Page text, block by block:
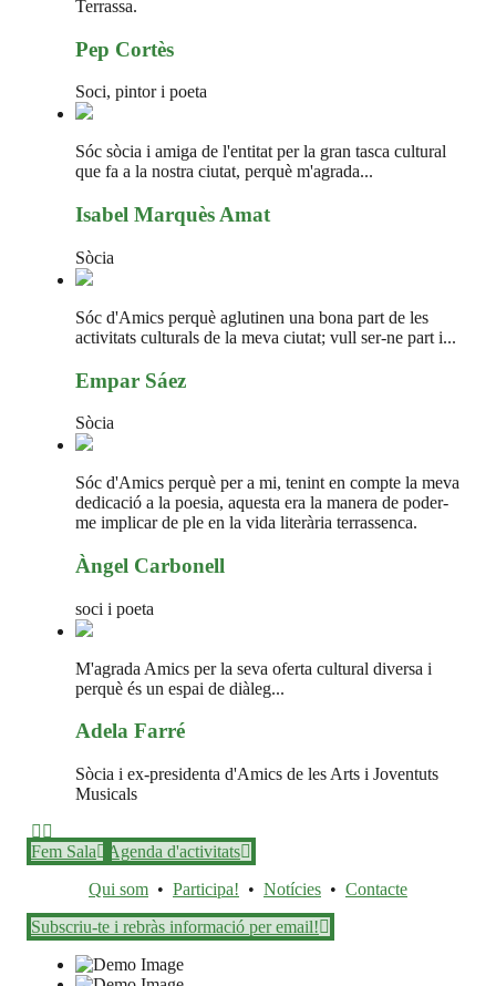
Terrassa.
Pep Cortès
Soci, pintor i poeta
Sóc sòcia i amiga de l'entitat per la gran tasca cultural
que fa a la nostra ciutat, perquè m'agrada...
Isabel Marquès Amat
Sòcia
Sóc d'Amics perquè aglutinen una bona part de les
activitats culturals de la meva ciutat; vull ser-ne part i...
Empar Sáez
Sòcia
Sóc d'Amics perquè per a mi, tenint en compte la meva
dedicació a la poesia, aquesta era la manera de poder-
me implicar de ple en la vida literària terrassenca.
Àngel Carbonell
soci i poeta
M'agrada Amics per la seva oferta cultural diversa i
perquè és un espai de diàleg...
Adela Farré
Sòcia i ex-presidenta d'Amics de les Arts i Joventuts
Musicals
Fem Sala
Agenda d'activitats
Qui som • Participa! • Notícies • Contacte
Subscriu-te i rebràs informació per email!